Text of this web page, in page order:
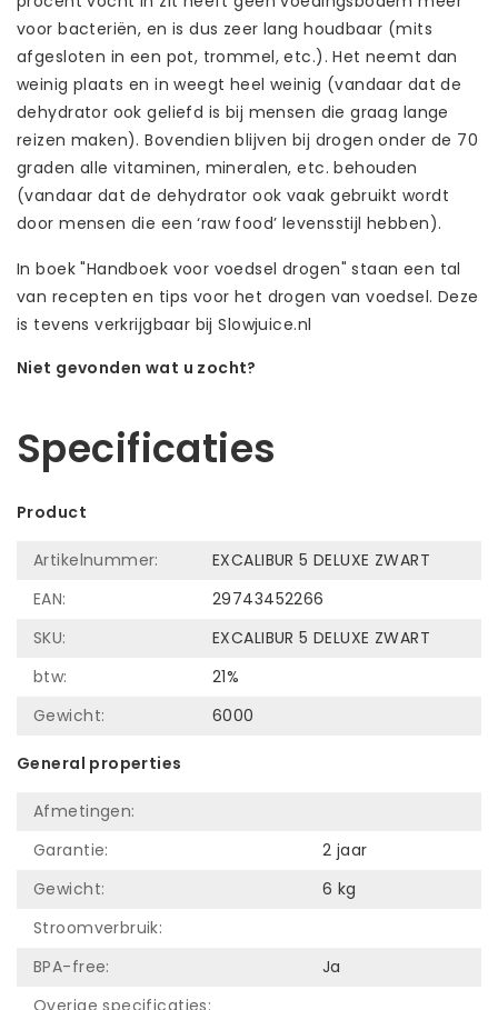
voor bacteriën, en is dus zeer lang houdbaar (mits
afgesloten in een pot, trommel, etc.). Het neemt dan
weinig plaats en in weegt heel weinig (vandaar dat de
dehydrator ook geliefd is bij mensen die graag lange
reizen maken). Bovendien blijven bij drogen onder de 70
graden alle vitaminen, mineralen, etc. behouden
(vandaar dat de dehydrator ook vaak gebruikt wordt
door mensen die een ‘raw food’ levensstijl hebben).
In boek "Handboek voor voedsel drogen" staan een tal
van recepten en tips voor het drogen van voedsel. Deze
is tevens verkrijgbaar bij Slowjuice.nl
Niet gevonden wat u zocht?
Specificaties
Product
Artikelnummer:
EXCALIBUR 5 DELUXE ZWART
EAN:
29743452266
SKU:
EXCALIBUR 5 DELUXE ZWART
btw:
21%
Gewicht:
6000
General properties
Afmetingen:
Garantie:
2 jaar
Gewicht:
6 kg
Stroomverbruik:
BPA-free:
Ja
Overige specificaties: